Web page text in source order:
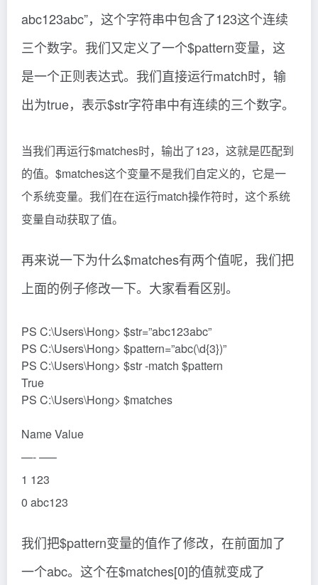
abc123abc”，这个字符串中包含了123这个连续
三个数字。我们又定义了一个$pattern变量，这
是一个正则表达式。我们直接运行match时，输
出为true，表示$str字符串中有连续的三个数字。
当我们再运行$matches时，输出了123，这就是匹配到
的值。$matches这个变量不是我们自定义的，它是一
个系统变量。我们在在运行match操作符时，这个系统
变量自动获取了值。
再来说一下为什么$matches有两个值呢，我们把
上面的例子修改一下。大家看看区别。
PS C:\Users\Hong> $str=”abc123abc”
PS C:\Users\Hong> $pattern=”abc(\d{3})”
PS C:\Users\Hong> $str -match $pattern
True
PS C:\Users\Hong> $matches
Name Value
—- —–
1 123
0 abc123
我们把$pattern变量的值作了修改，在前面加了
一个abc。这个在$matches[0]的值就变成了